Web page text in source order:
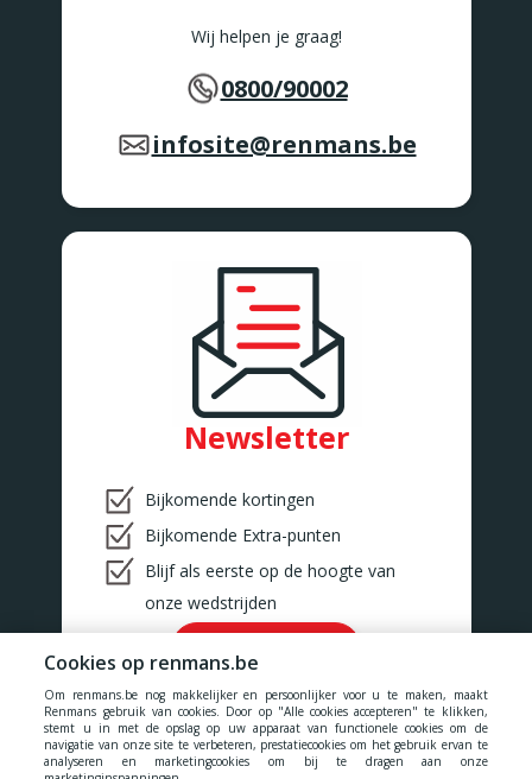
Wij helpen je graag!
0800/90002
infosite@renmans.be
Newsletter
Bijkomende kortingen
Bijkomende Extra-punten
Blijf als eerste op de hoogte van
onze wedstrijden
Cookies op renmans.be
Om renmans.be nog makkelijker en persoonlijker voor u te maken, maakt
Renmans gebruik van cookies. Door op "Alle cookies accepteren" te klikken,
stemt u in met de opslag op uw apparaat van functionele cookies om de
navigatie van onze site te verbeteren, prestatiecookies om het gebruik ervan te
analyseren en marketingcookies om bij te dragen aan onze